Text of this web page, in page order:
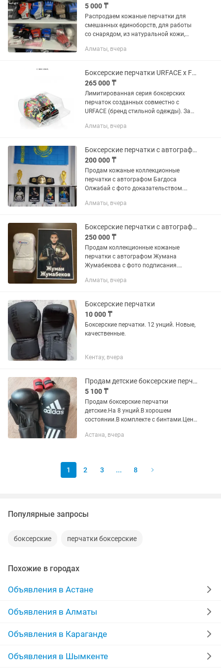
5 000 ₸
Распродаем кожаные перчатки для
смешанных единоборств, для работы
со снарядом, из натуральной кожи,
остатки, размеры от С до ХЛ. Продам с
Алматы, вчера
Боксерские перчатки URFACE x Fairtex
265 000 ₸
Лимитированная серия боксерских
перчаток созданных совместно с
URFACE (бренд стильной одежды). За
линейки BGV 20 серии. Отдельная
Алматы, вчера
Боксерские перчатки с автографом Багдос Олжабай
200 000 ₸
Продам кожаные коллекционные
перчатки с автографом Багдоса
Олжабай с фото доказательством.
Алматы, вчера
Боксерские перчатки с автографом Жумана Жумабекова
250 000 ₸
Продам коллекционные кожаные
перчатки с автографом Жумана
Жумабекова с фото подписания.
Алматы, вчера
Боксерские перчатки
10 000 ₸
Боксерские перчатки. 12 унций. Новые,
качественные.
Кентау, вчера
Продам детские боксерские перчатки.На 8 унций.
5 100 ₸
Продам боксерские перчатки
детские.На 8 унций.В хорошем
состоянии.В комплекте с бинтами.Цена
4/2.
Астана, вчера
1 2 3 ... 8
Популярные запросы
боксерские перчатки боксерские
Похожие в городах
Объявления в Астане
Объявления в Алматы
Объявления в Караганде
Объявления в Шымкенте